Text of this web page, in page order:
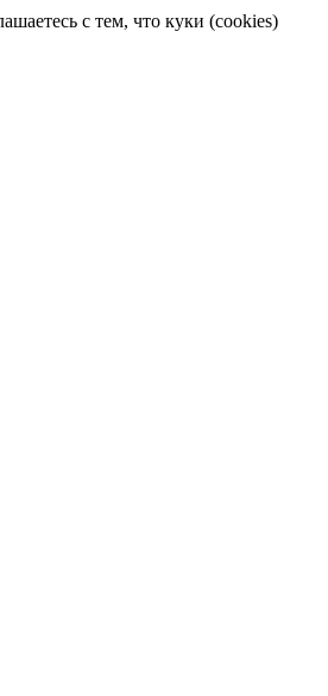
с тем, что куки (cookies)